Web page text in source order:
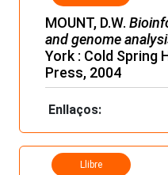
MOUNT, D.W.
and genome
York : Cold Spring
Press, 2004
Enllaços:
Llibre